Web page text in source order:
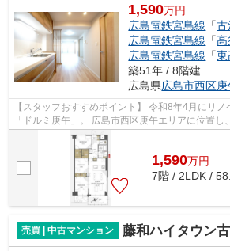
1,590万円
広島電鉄宮島線 「古
広島電鉄宮島線 「高
広島電鉄宮島線 「東
築51年 / 8階建
広島県広島市西区
【スタッフおすすめポイント】 令和8年4月にリノベーションが実施された
「ドルミ庚午」。 広島市西区庚午エリアに位置し
午中3丁目バス停徒歩2分、古江電停徒...
1,590万円
7階 / 2LDK /
売買 | 中古マンション 藤和ハイタウン